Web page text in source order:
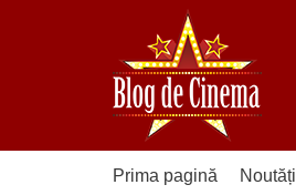
Prima pagină Noutăți